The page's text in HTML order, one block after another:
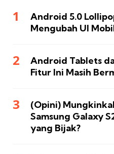
Android 5.0
Mengubah UI
Android Tablets
Fitur Ini Masih
(Opini)
Samsung Galaxy
yang Bijak?